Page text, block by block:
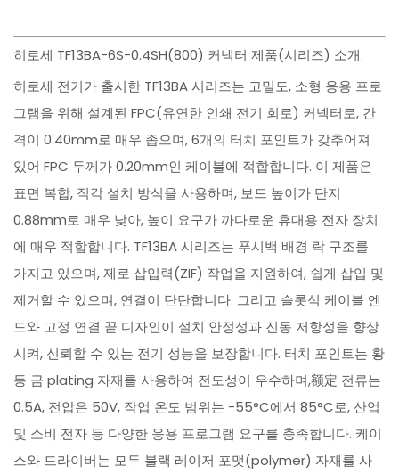
히로세 TF13BA-6S-0.4SH(800) 커넥터 제품(시리즈) 소개:
히로세 전기가 출시한 TF13BA 시리즈는 고밀도, 소형 응용 프로
그램을 위해 설계된 FPC(유연한 인쇄 전기 회로) 커넥터로, 간
격이 0.40mm로 매우 좁으며, 6개의 터치 포인트가 갖추어져
있어 FPC 두께가 0.20mm인 케이블에 적합합니다. 이 제품은
표면 복합, 직각 설치 방식을 사용하며, 보드 높이가 단지
0.88mm로 매우 낮아, 높이 요구가 까다로운 휴대용 전자 장치
에 매우 적합합니다. TF13BA 시리즈는 푸시백 배경 락 구조를
가지고 있으며, 제로 삽입력(ZIF) 작업을 지원하여, 쉽게 삽입 및
제거할 수 있으며, 연결이 단단합니다. 그리고 슬롯식 케이블 엔
드와 고정 연결 끝 디자인이 설치 안정성과 진동 저항성을 향상
시켜, 신뢰할 수 있는 전기 성능을 보장합니다. 터치 포인트는 황
동 금 plating 자재를 사용하여 전도성이 우수하며,额定 전류는
0.5A, 전압은 50V, 작업 온도 범위는 -55°C에서 85°C로, 산업
및 소비 전자 등 다양한 응용 프로그램 요구를 충족합니다. 케이
스와 드라이버는 모두 블랙 레이저 포맷(polymer) 자재를 사